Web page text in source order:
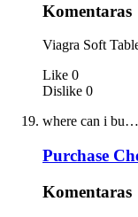
Komentaras
Viagra Soft
Like 0
Dislike 0
where can i bu…
Purchase
Komentaras